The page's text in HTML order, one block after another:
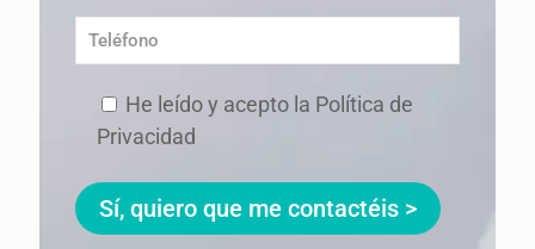
He leído y acepto la Política de
Privacidad